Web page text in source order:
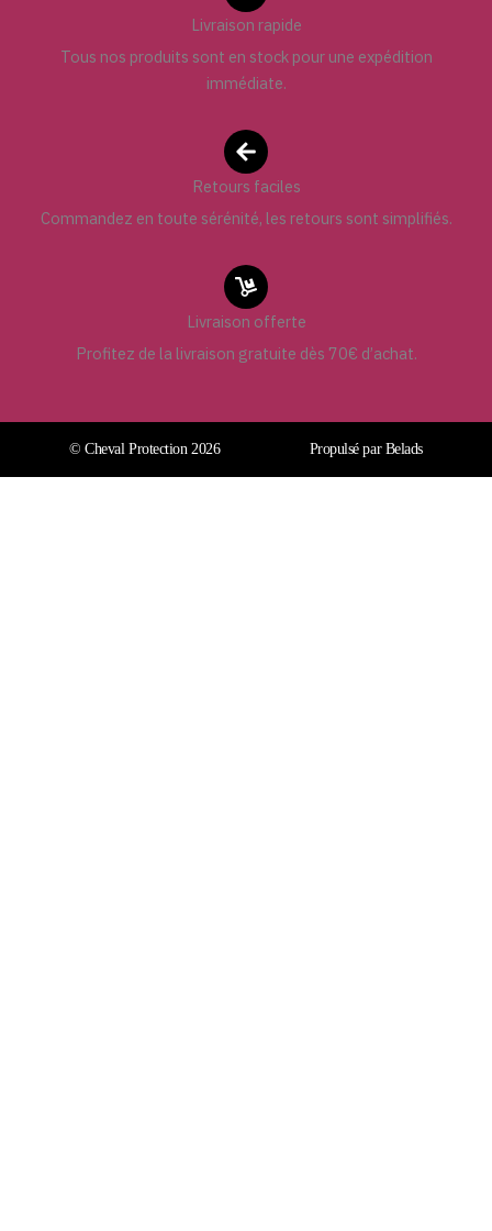
Livraison rapide
Tous nos produits sont en stock pour une expédition
immédiate.
Retours faciles
Commandez en toute sérénité, les retours sont simplifiés.
Livraison offerte
Profitez de la livraison gratuite dès 70€ d’achat.
© Cheval Protection 2026 Propulsé par Belads